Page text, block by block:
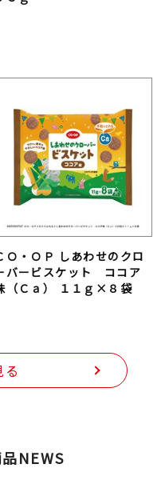
Ｏ・ＯＰ しあわせのクロ
バービスケット ココア
（Ｃａ） １１ｇ×８袋
る
NEWS